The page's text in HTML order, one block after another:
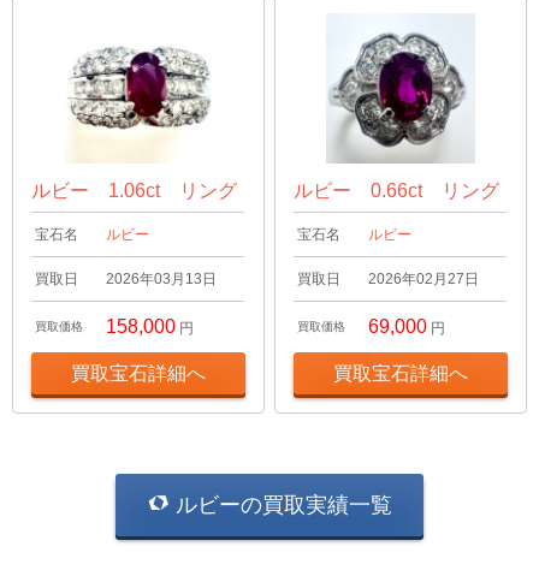
ルビー 1.06ct リング
宝石名 ルビー
買取日 2026年03月13日
買取価格 158,000 円
買取宝石詳細へ
ルビー 0.66ct リング
宝石名 ルビー
買取日 2026年02月27日
買取価格 69,000 円
買取宝石詳細へ
ルビーの買取実績一覧